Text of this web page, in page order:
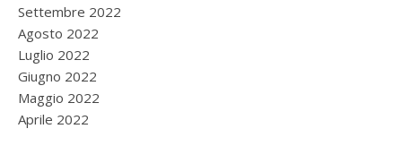
Settembre 2022
Agosto 2022
Luglio 2022
Giugno 2022
Maggio 2022
Aprile 2022